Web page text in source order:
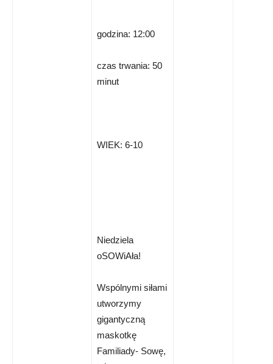
godzina: 12:00
czas trwania: 50
minut
WIEK: 6-10
Niedziela
oSOWiAła!
Wspólnymi siłami
utworzymy
gigantyczną
maskotkę
Familiady- Sowę,